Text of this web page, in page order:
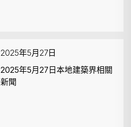
2025年5月27日
2025年5月27日本地建築界相關
新聞